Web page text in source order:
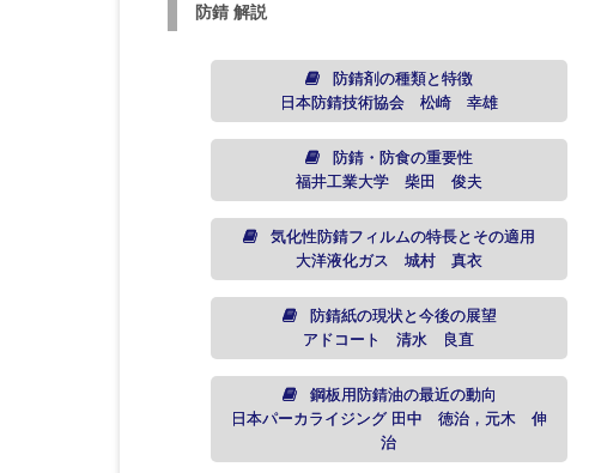
防錆 解説
防錆剤の種類と特徴
日本防錆技術協会 松崎 幸雄
防錆・防食の重要性
福井工業大学 柴田 俊夫
気化性防錆フィルムの特長とその適用
大洋液化ガス 城村 真衣
防錆紙の現状と今後の展望
アドコート 清水 良直
鋼板用防錆油の最近の動向
日本パーカライジング 田中 徳治，元木 伸
治